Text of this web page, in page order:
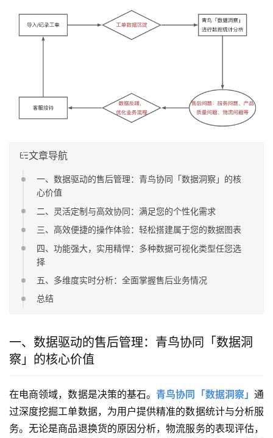
文章导航
一、数据驱动的售后管理：青鸟协同「数据洞察」的核
心价值
二、灵活定制与高效协同：满足您的个性化需求
三、高效便捷的操作体验：轻松搭建属于您的数据图表
四、功能强大，实用精悍：多种数据可视化类型任您选
择
五、多维度实时分析：全面掌握售后业务情况
总结
一、数据驱动的售后管理：青鸟协同「数据洞
察」的核心价值
在电商领域，数据是决策的基石。 青鸟协同「数据洞察」通
过深度挖掘工单数据，为用户提供精准的数据统计与分析服
务。无论是商品退换货的原因分析，物流服务的表现评估，